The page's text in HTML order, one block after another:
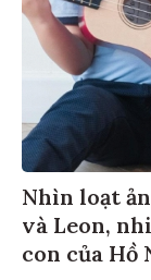
Nhìn loạt
và Leon,
con của Hồ